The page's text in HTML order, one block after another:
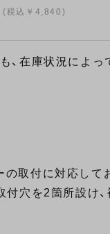
(税込￥4,840)
、在庫状況によっ
の取付に対応して
穴を2箇所設け、